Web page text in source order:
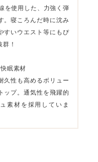
を使用した、力強く弾
。寝ころんだ時に沈み
すいウエスト等にもぴ
！
眠素材
久性も高めるボリュー
ップ。通気性を飛躍的
素材を採用していま